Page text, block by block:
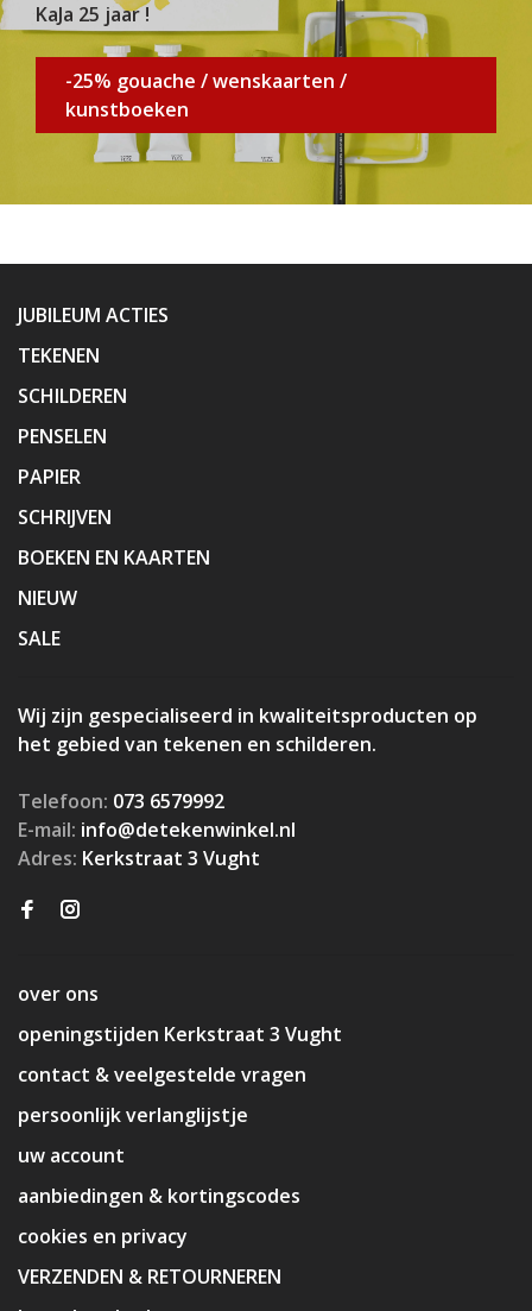
KaJa 25 jaar !
-25% gouache / wenskaarten /
kunstboeken
JUBILEUM ACTIES
TEKENEN
SCHILDEREN
PENSELEN
PAPIER
SCHRIJVEN
BOEKEN EN KAARTEN
NIEUW
SALE
Wij zijn gespecialiseerd in kwaliteitsproducten op
het gebied van tekenen en schilderen.
Telefoon: 073 6579992
E-mail: info@detekenwinkel.nl
Adres: Kerkstraat 3 Vught
over ons
openingstijden Kerkstraat 3 Vught
contact & veelgestelde vragen
persoonlijk verlanglijstje
uw account
aanbiedingen & kortingscodes
cookies en privacy
VERZENDEN & RETOURNEREN